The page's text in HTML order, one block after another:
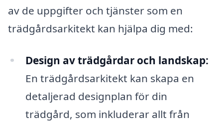
av de uppgifter och tjänster som en
trädgårdsarkitekt kan hjälpa dig med:
Design av trädgårdar och landskap:
En trädgårdsarkitekt kan skapa en
detaljerad designplan för din
trädgård, som inkluderar allt från